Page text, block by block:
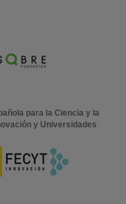
para la Ciencia y la
y Universidades